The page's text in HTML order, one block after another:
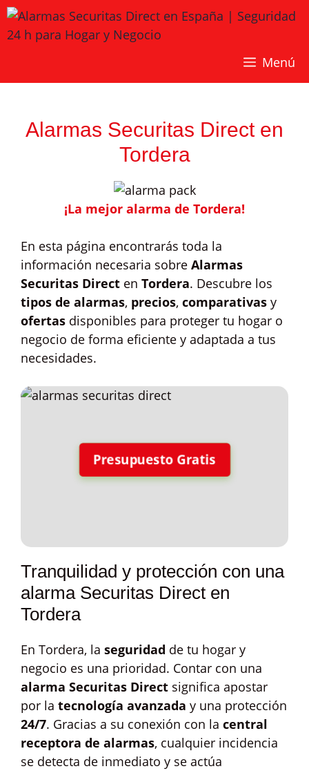
Saltar
al
contenido
Menú
Alarmas Securitas Direct en
Tordera
¡La mejor alarma de Tordera!
En esta página encontrarás toda la
información necesaria sobre Alarmas
Securitas Direct en Tordera. Descubre los
tipos de alarmas, precios, comparativas y
ofertas disponibles para proteger tu hogar o
negocio de forma eficiente y adaptada a tus
necesidades.
Presupuesto Gratis
Tranquilidad y protección con una
alarma Securitas Direct en
Tordera
En Tordera, la seguridad de tu hogar y
negocio es una prioridad. Contar con una
alarma Securitas Direct significa apostar
por la tecnología avanzada y una protección
24/7. Gracias a su conexión con la central
receptora de alarmas, cualquier incidencia
se detecta de inmediato y se actúa